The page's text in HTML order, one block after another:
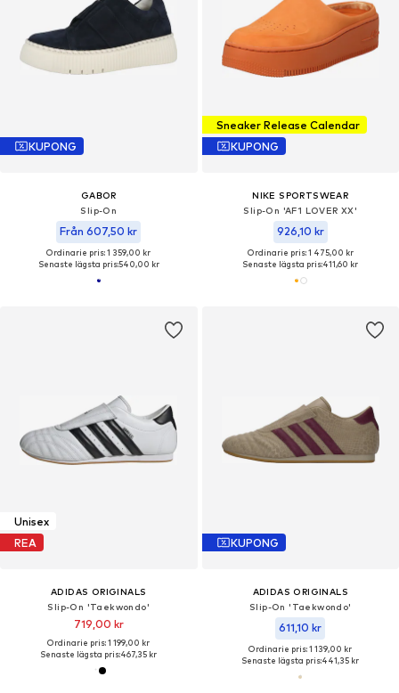
KUPONG
GABOR
Slip-On
Från 607,50 kr
Ordinarie pris: 1 359,00 kr
Senaste lägsta pris:540,00 kr
Sneaker Release Calendar
KUPONG
NIKE SPORTSWEAR
Slip-On 'AF1 LOVER XX'
926,10 kr
Ordinarie pris: 1 475,00 kr
Senaste lägsta pris:411,60 kr
Unisex
REA
ADIDAS ORIGINALS
Slip-On 'Taekwondo'
719,00 kr
Ordinarie pris: 1 199,00 kr
Senaste lägsta pris:467,35 kr
KUPONG
ADIDAS ORIGINALS
Slip-On 'Taekwondo'
611,10 kr
Ordinarie pris: 1 139,00 kr
Senaste lägsta pris:441,35 kr